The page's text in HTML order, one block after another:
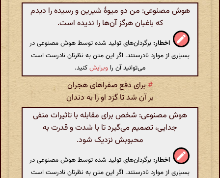
هوش مصنوعی: من دو میوهٔ شیرین و رسیده را دیدم
که باغبان هرگز آن‌ها را ندیده است.
اخطار: برگردان‌های تولید شده توسط هوش مصنوعی در
بسیاری از موارد نادرستند. اگر این متن به نظرتان نادرست است
می‌توانید آن را ویرایشکنید.
#برای دفع صفراهای هجران
بر آن شد تا گزد او را به دندان
هوش مصنوعی: شخص برای مقابله با تاثیرات منفی
جدایی، تصمیم می‌گیرد تا با شدت و قدرت به
محبوبش نزدیک شود.
اخطار: برگردان‌های تولید شده توسط هوش مصنوعی در
بسیاری از موارد نادرستند. اگر این متن به نظرتان نادرست است